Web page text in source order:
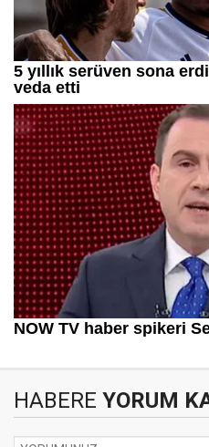
HABERE YORUM